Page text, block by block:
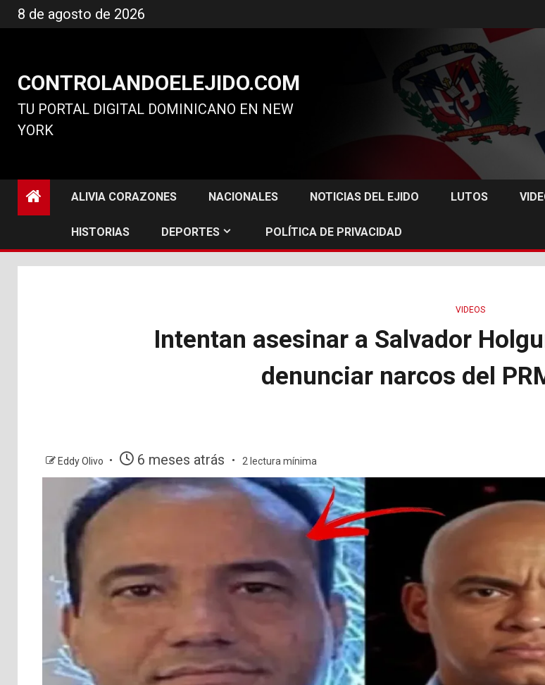
al
8 de agosto de 2026
CONTROLANDOELEJIDO.COM
TU PORTAL DIGITAL DOMINICANO EN NEW
YORK
ALIVIA CORAZONES NACIONALES NOTICIAS DEL EJIDO LUTOS
HISTORIAS DEPORTES POLÍTICA DE PRIVACIDAD
VIDEOS
Intentan asesinar a Salvador
denunciar narcos del
Eddy Olivo 6 meses atrás 2 lectura mínima